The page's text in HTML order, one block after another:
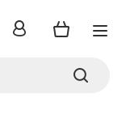
inloggen